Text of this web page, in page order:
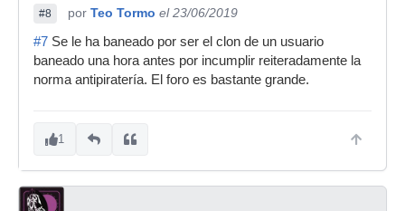
#8 por Teo Tormo el 23/06/2019
#7 Se le ha baneado por ser el clon de un usuario
baneado una hora antes por incumplir reiteradamente la
norma antipiratería. El foro es bastante grande.
1